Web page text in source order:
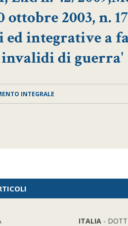
ottobre 2003, n.
ed integrative a
di guerra'
INTEGRALE
ITALIA -